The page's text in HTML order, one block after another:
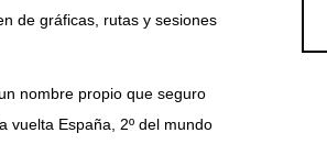
de gráficas, rutas y sesiones
nombre propio que seguro
vuelta España, 2º del mundo